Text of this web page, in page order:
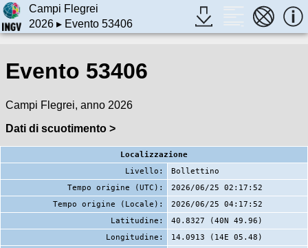
Campi Flegrei
2026▸ Evento 53406
Evento 53406
Campi Flegrei, anno 2026
Dati di scuotimento >
Localizzazione
Livello:
Bollettino
Tempo origine (UTC):
2026/06/25 02:17:52
Tempo origine (Locale):
2026/06/25 04:17:52
Latitudine:
40.8327 (40N 49.96)
Longitudine:
14.0913 (14E 05.48)